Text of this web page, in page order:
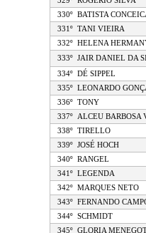
330º
BATISTA
331º
TANI VIEIRA
332º
HELENA
333º
JAIR DANIEL DA
334º
DÉ SIPPEL
335º
LEONARDO
336º
TONY
337º
ALCEU BARBOSA
338º
TIRELLO
339º
JOSÉ HOCH
340º
RANGEL
341º
LEGENDA
342º
MARQUES NETO
343º
FERNANDO
344º
SCHMIDT
345º
GLORIA